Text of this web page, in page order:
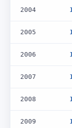
2004
2005
2006
2007
2008
2009